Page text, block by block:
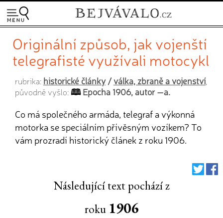
Originální způsob, jak vojenští
telegrafisté využívali motocykl
rubrika: historické články/válka, zbraně a vojenství,
původně vyšlo:
Epocha 1906, autor —a.
Co má společného armáda, telegraf a výkonná
motorka se speciálním přívěsným vozíkem? To
vám prozradí historický článek z roku 1906.
Následující text pochází z
roku 1906